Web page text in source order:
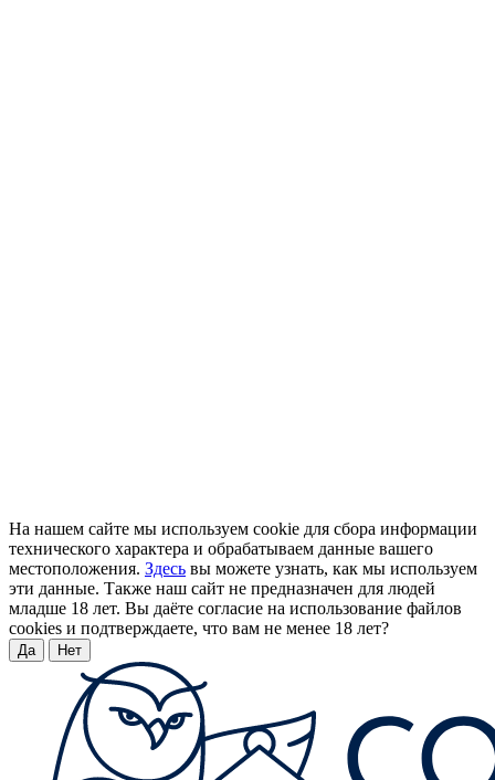
На нашем сайте мы используем cookie для сбора информации
технического характера и обрабатываем данные вашего
местоположения. Здесь вы можете узнать, как мы используем
эти данные. Также наш сайт не предназначен для людей
младше 18 лет. Вы даёте согласие на использование файлов
cookies и подтверждаете, что вам не менее 18 лет?
Да Нет